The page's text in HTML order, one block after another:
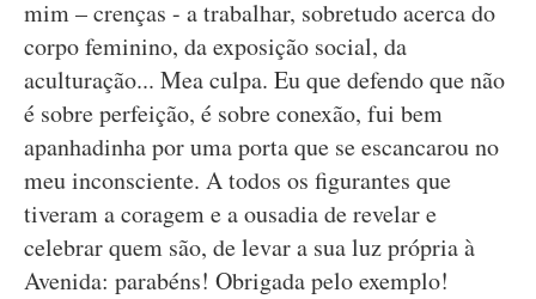
mim – crenças - a trabalhar, sobretudo acerca do
corpo feminino, da exposição social, da
aculturação... Mea culpa. Eu que defendo que não
é sobre perfeição, é sobre conexão, fui bem
apanhadinha por uma porta que se escancarou no
meu inconsciente. A todos os figurantes que
tiveram a coragem e a ousadia de revelar e
celebrar quem são, de levar a sua luz própria à
Avenida: parabéns! Obrigada pelo exemplo!